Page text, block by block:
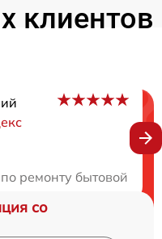
клиентов
ремонту бытовой
со